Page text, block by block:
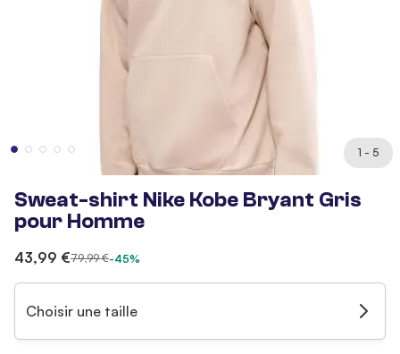
1 - 5
Sweat-shirt Nike Kobe Bryant Gris
pour Homme
43,99 €79,99 €-45%
Choisir une taille